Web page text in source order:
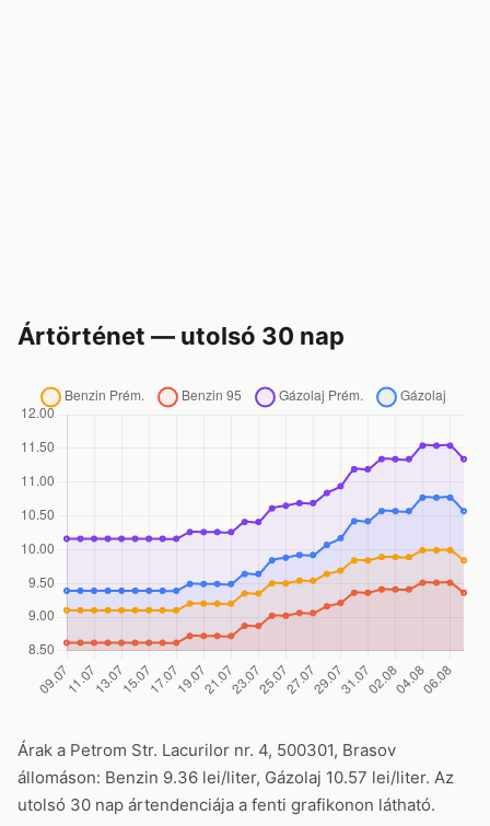
Ártörténet — utolsó 30 nap
Árak a Petrom Str. Lacurilor nr. 4, 500301, Brasov
állomáson: Benzin 9.36 lei/liter, Gázolaj 10.57 lei/liter. Az
utolsó 30 nap ártendenciája a fenti grafikonon látható.